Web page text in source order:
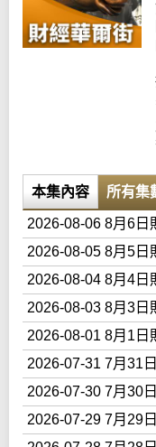
本集內容 所有集
2026-08-06 8月6日
2026-08-05 8月5日
2026-08-04 8月4日
2026-08-03 8月3日
2026-08-01 8月1日
2026-07-31 7月31
2026-07-30 7月30
2026-07-29 7月29